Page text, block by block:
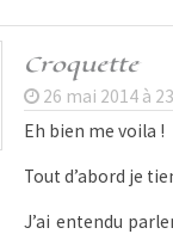
Croquette
26 mai 2014 à
Eh bien me voila !
Tout d’abord je
J’ai entendu